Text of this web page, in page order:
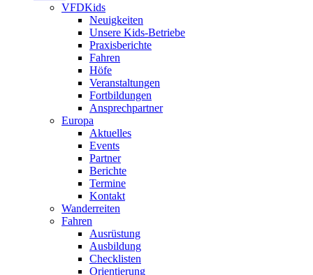
VFDKids
Neuigkeiten
Unsere Kids-Betriebe
Praxisberichte
Fahren
Höfe
Veranstaltungen
Fortbildungen
Ansprechpartner
Europa
Aktuelles
Events
Partner
Berichte
Termine
Kontakt
Wanderreiten
Fahren
Ausrüstung
Ausbildung
Checklisten
Orientierung